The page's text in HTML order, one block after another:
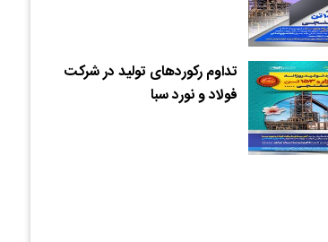
تداوم رکوردهای تولید در شرکت
فولاد و نورد سبا